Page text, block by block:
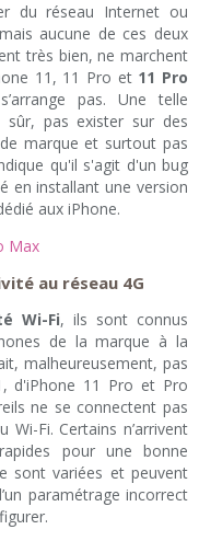
du réseau Internet ou
aucune de ces deux
très bien, ne marchent
11, 11 Pro et 11 Pro
pas. Une telle
sûr, pas exister sur des
marque et surtout pas
qu'il s'agit d'un bug
en installant une version
aux iPhone.
Max
au réseau 4G
Wi-Fi, ils sont connus
de la marque à la
malheureusement, pas
d'iPhone 11 Pro et Pro
ne se connectent pas
Fi. Certains n’arrivent
pour une bonne
sont variées et peuvent
paramétrage incorrect